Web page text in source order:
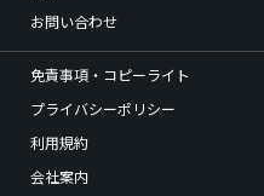
お問い合わせ
免責事項・コピーライト
プライバシーポリシー
利用規約
会社案内